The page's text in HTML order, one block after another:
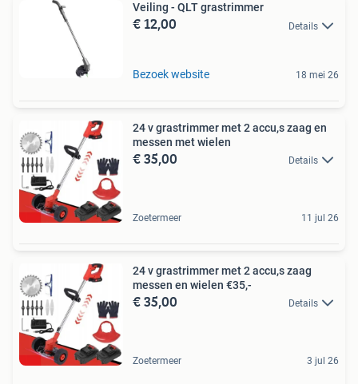
Veiling - QLT grastrimmer
€ 12,00 Details
Bezoek website 18 mei 26
24 v grastrimmer met 2 accu,s zaag en
messen met wielen
€ 35,00 Details
Zoetermeer 11 jul 26
24 v grastrimmer met 2 accu,s zaag
messen en wielen €35,-
€ 35,00 Details
Zoetermeer 3 jul 26